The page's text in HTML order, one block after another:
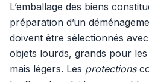
L’emballage des biens
préparation d’un
doivent être sélectionnés
objets lourds, grands pour
mais légers. Les protections